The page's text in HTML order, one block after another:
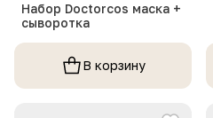
Набор Doctorcos маска +
сыворотка
В корзину